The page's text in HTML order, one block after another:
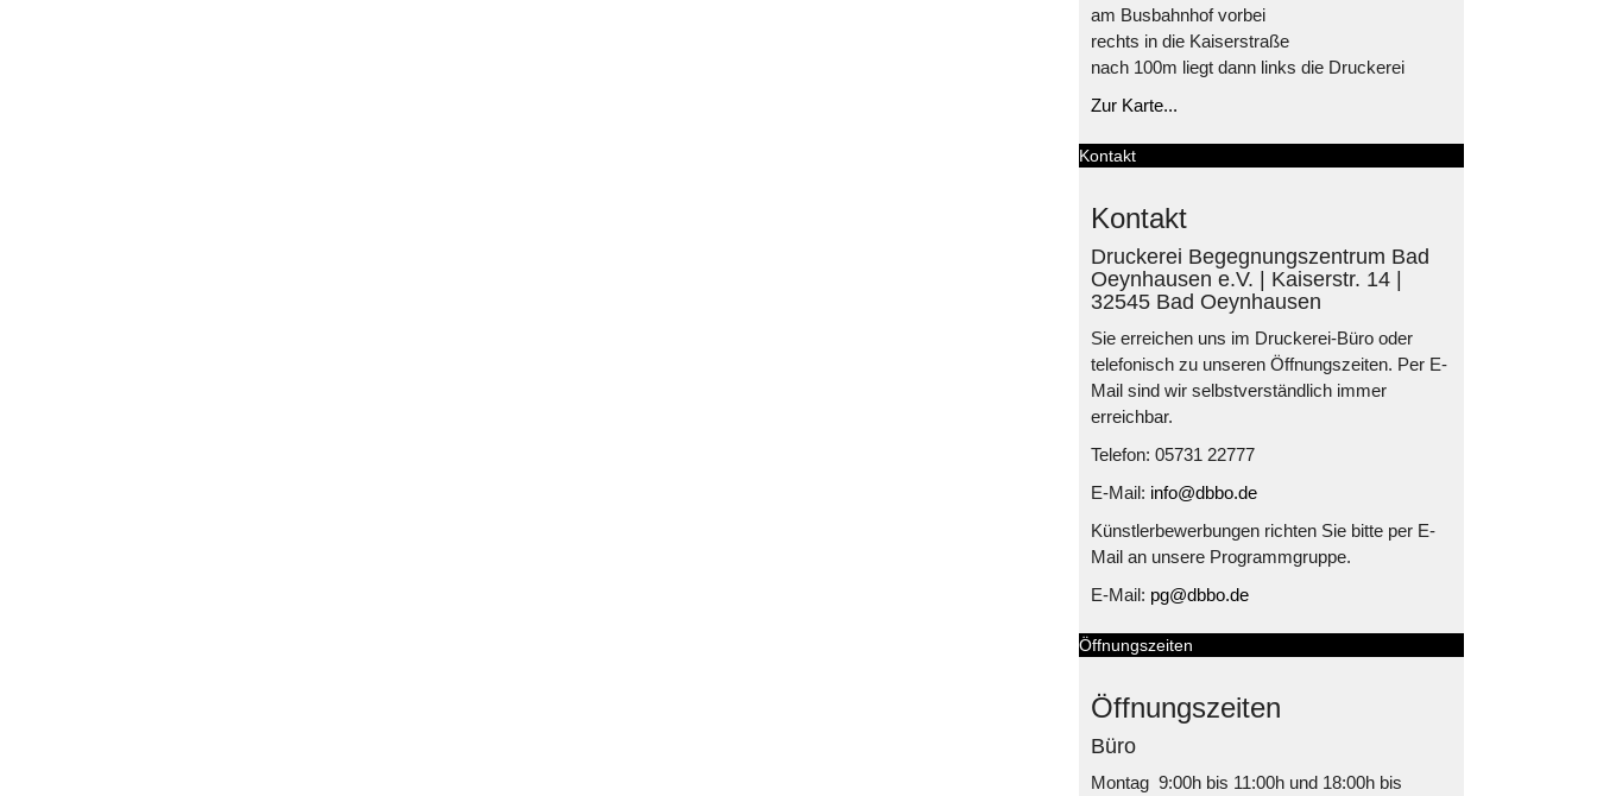
am Busbahnhof vorbei
rechts in die Kaiserstraße
nach 100m liegt dann links die Druckerei
Zur Karte...
Kontakt
Kontakt
Druckerei Begegnungszentrum Bad
Oeynhausen e.V. | Kaiserstr. 14 |
32545 Bad Oeynhausen
Sie erreichen uns im Druckerei-Büro oder
telefonisch zu unseren Öffnungszeiten. Per E-
Mail sind wir selbstverständlich immer
erreichbar.
Telefon: 05731 22777
E-Mail: info@dbbo.de
Künstlerbewerbungen richten Sie bitte per E-
Mail an unsere Programmgruppe.
E-Mail: pg@dbbo.de
Öffnungszeiten
Öffnungszeiten
Büro
Montag 9:00h bis 11:00h und 18:00h bis